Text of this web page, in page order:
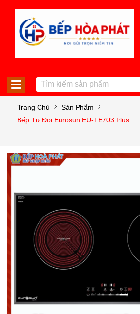
Trang Chủ
Sản Phẩm
Bếp Từ Đôi Eurosun EU-TE703 Plus